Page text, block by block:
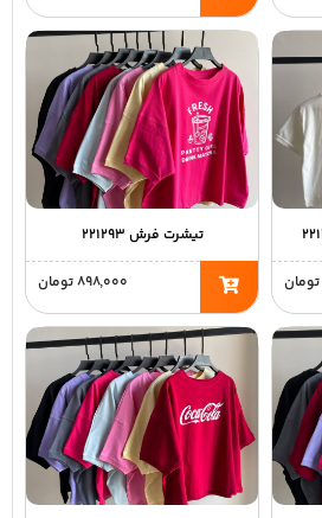
تومان
تیشرت فرش ۲۲۱۲۹۳
۸۹۸,۰۰۰تومان